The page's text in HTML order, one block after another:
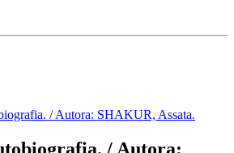
/ Autora: SHAKUR, Assata.